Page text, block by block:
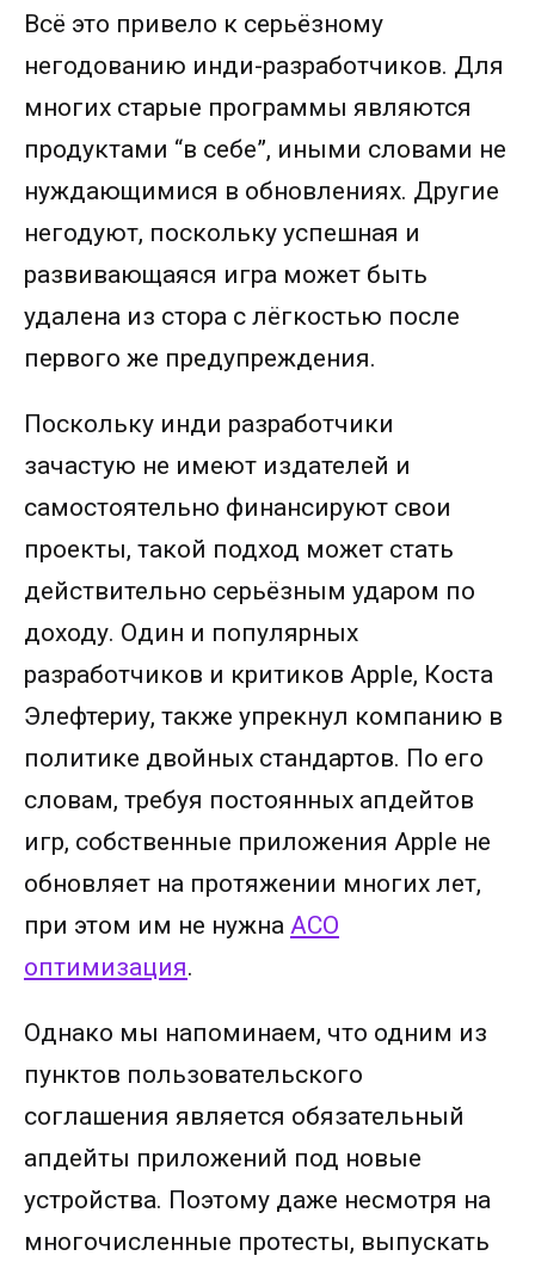
Всё это привело к серьёзному
негодованию инди-разработчиков. Для
многих старые программы являются
продуктами “в себе”, иными словами не
нуждающимися в обновлениях. Другие
негодуют, поскольку успешная и
развивающаяся игра может быть
удалена из стора с лёгкостью после
первого же предупреждения.
Поскольку инди разработчики
зачастую не имеют издателей и
самостоятельно финансируют свои
проекты, такой подход может стать
действительно серьёзным ударом по
доходу. Один и популярных
разработчиков и критиков Apple, Коста
Элефтериу, также упрекнул компанию в
политике двойных стандартов. По его
словам, требуя постоянных апдейтов
игр, собственные приложения Apple не
обновляет на протяжении многих лет,
при этом им не нужна АСО
оптимизация.
Однако мы напоминаем, что одним из
пунктов пользовательского
соглашения является обязательный
апдейты приложений под новые
устройства. Поэтому даже несмотря на
многочисленные протесты, выпускать